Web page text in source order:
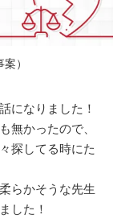
）
になりました！
無かったので、
探してる時にた
らかそうな先生
した！